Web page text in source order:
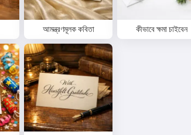
আমন্ত্রণমূলক কবিতা কীভাবে ক্ষমা চাইবেন